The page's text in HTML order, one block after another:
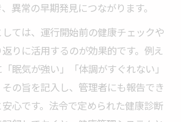
異常の早期発見につながります。
ては、運行開始前の健康チェックや
りに活用するのが効果的です。例え
眠気が強い」「体調がすぐれない」
の旨を記入し、管理者にも報告でき
心です。法令で定められた健康診断